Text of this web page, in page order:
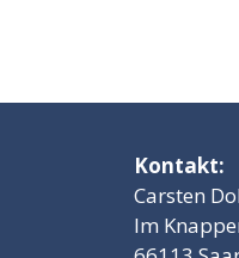
Kontakt:
Carsten
Im